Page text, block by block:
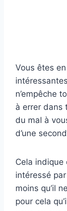
Vous êtes
n’empêche
à errer dans
du mal à
d’une
Cela indique
intéressé
moins qu’il
pour cela